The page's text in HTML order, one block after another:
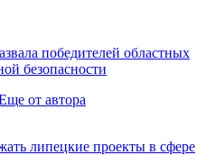
победителей областных
безопасности
от автора
липецкие проекты в сфере